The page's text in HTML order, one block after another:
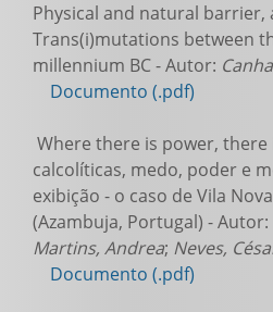
Physical and natural barrier,
Trans(i)mutations between
millennium BC - Autor:
Documento (.pdf)
Where there is power, there
calcolíticas, medo, poder e
exibição - o caso de Vila
(Azambuja, Portugal) - Autor:
Martins, Andrea; Neves,
Documento (.pdf)